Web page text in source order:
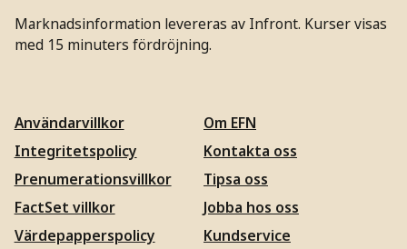
Marknadsinformation levereras av Infront. Kurser visas
med 15 minuters fördröjning.
Användarvillkor
Integritetspolicy
Prenumerationsvillkor
FactSet villkor
Värdepapperspolicy
Om EFN
Kontakta oss
Tipsa oss
Jobba hos oss
Kundservice